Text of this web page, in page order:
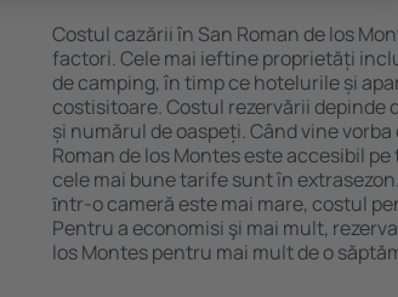
Costul cazării în San Roman de los
factori. Cele mai ieftine proprietăți
de camping, în timp ce hotelurile și
costisitoare. Costul rezervării depinde
și numărul de oaspeți. Când vine
Roman de los Montes este accesibil
cele mai bune tarife sunt în
ȋntr-o cameră este mai mare, costul
Pentru a economisi şi mai mult,
los Montes pentru mai mult de o